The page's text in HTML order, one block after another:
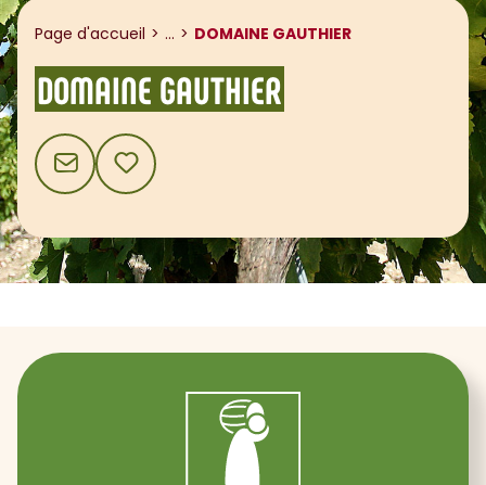
Page d'accueil ... Afficher le fil d'ariane
DOMAINE GAUTHIER
DOMAINE GAUTHIER
CONTACTAJOUTER AUX FAVORIS